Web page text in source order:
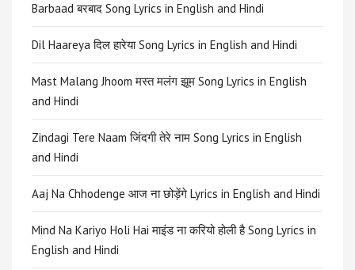
Barbaad बरबाद Song Lyrics in English and Hindi
Dil Haareya दिल हारेया Song Lyrics in English and Hindi
Mast Malang Jhoom मस्त मलंग झूम Song Lyrics in English
and Hindi
Zindagi Tere Naam जिंदगी तेरे नाम Song Lyrics in English
and Hindi
Aaj Na Chhodenge आज ना छोड़ेंगे Lyrics in English and Hindi
Mind Na Kariyo Holi Hai माइंड ना करियो होली है Song Lyrics in
English and Hindi